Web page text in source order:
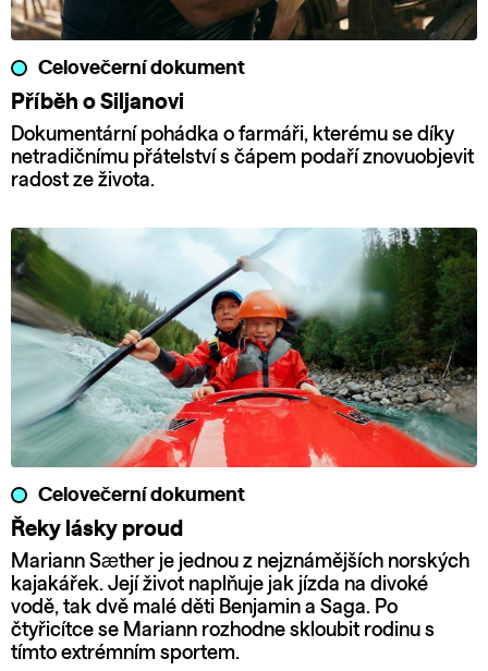
Celovečerní dokument
Příběh o Siljanovi
Dokumentární pohádka o farmáři, kterému se díky
netradičnímu přátelství s čápem podaří znovuobjevit
radost ze života.
Celovečerní dokument
Řeky lásky proud
Mariann Sæther je jednou z nejznámějších norských
kajakářek. Její život naplňuje jak jízda na divoké
vodě, tak dvě malé děti Benjamin a Saga. Po
čtyřicítce se Mariann rozhodne skloubit rodinu s
tímto extrémním sportem.